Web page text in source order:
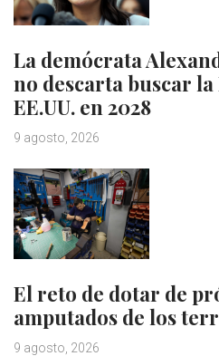
La demócrata
no descarta buscar
EE.UU. en 2028
9 agosto, 2026
El reto de dotar de
amputados de los
9 agosto, 2026